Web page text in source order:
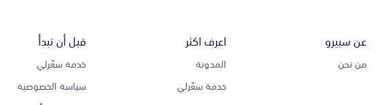
عن سبيرو
من نحن
اعرف اكثر
المدونة
خدمة سعّرلي
قبل أن تبدأ
خدمة سعّرلي
سياسة الخصوصية